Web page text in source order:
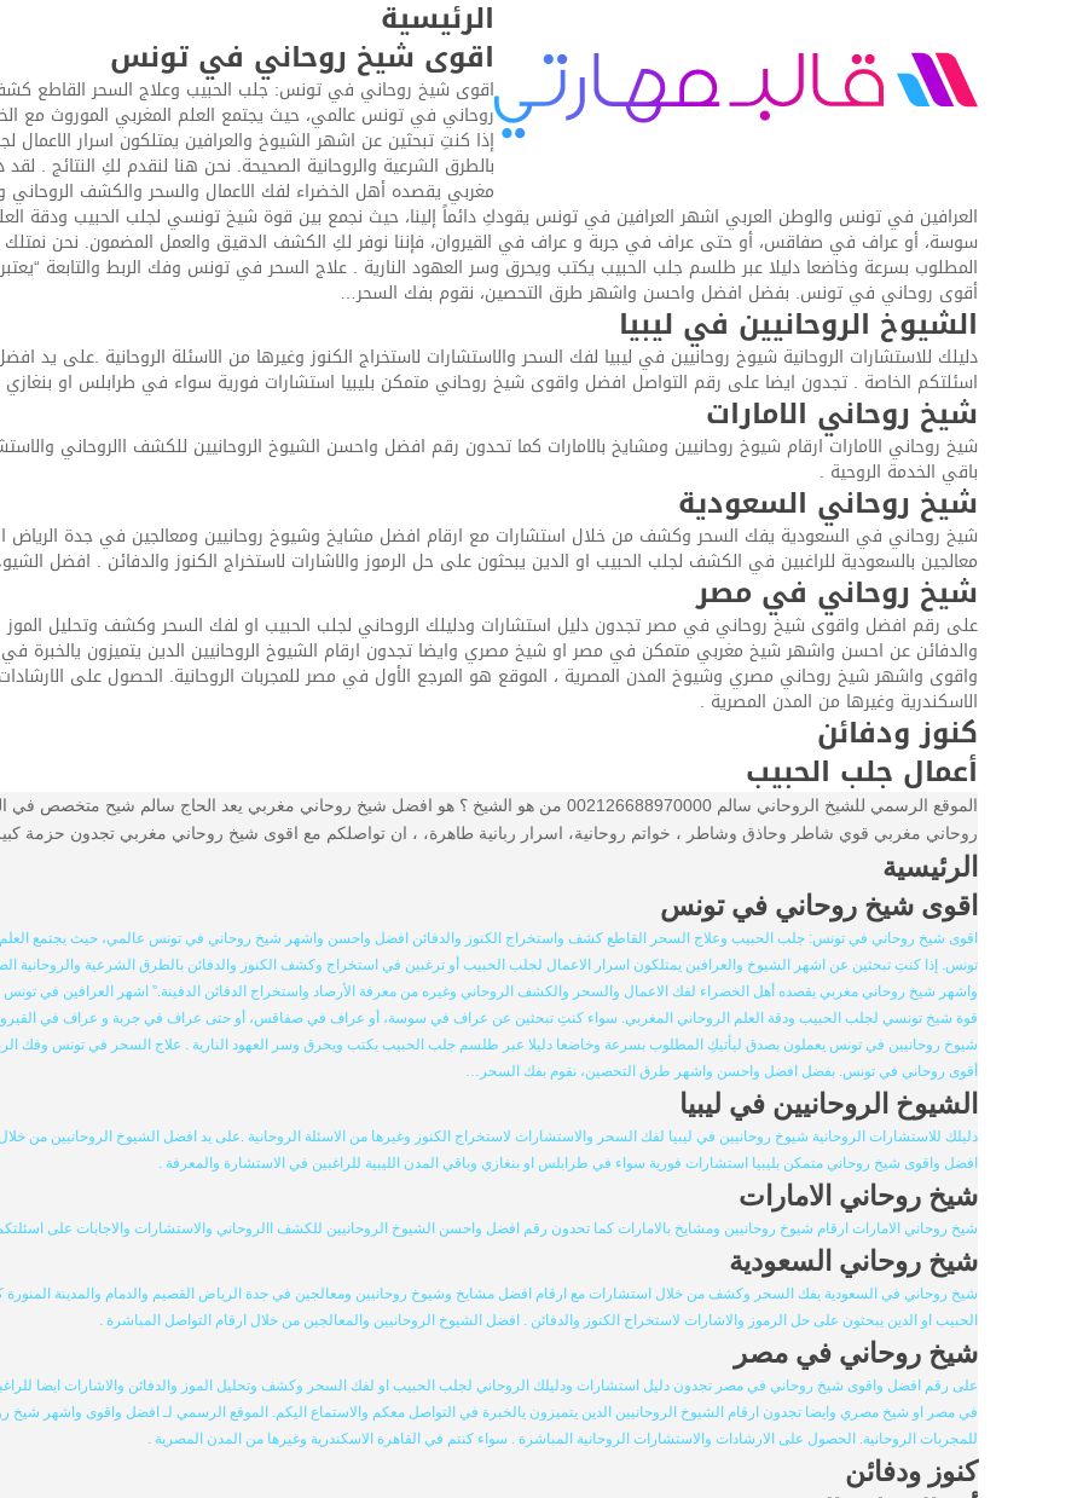
الرئيسية
اقوى شيخ روحاني في تونس
اقوى شيخ روحاني في تونس: جلب الحبيب وعلاج السحر القاطع
روحاني في تونس عالمي، حيث يجتمع العلم المغربي الموروث مع
إذا كنتِ تبحثين عن اشهر الشيوخ والعرافين يمتلكون اسرار
بالطرق الشرعية والروحانية الصحيحة. نحن هنا لنقدم لكِ النتائج
مغربي يقصده أهل الخضراء لفك الاعمال والسحر والكشف الروحاني
العرافين في تونس والوطن العربي اشهر العرافين في تونس يقودكِ دائماً إلينا، حيث نجمع بين قوة شيخ تونسي لجلب الحبيب ودقة
سوسة، أو عراف في صفاقس، أو حتى عراف في جربة و عراف في القيروان، فإننا نوفر لكِ الكشف الدقيق والعمل المضمون. نحن
المطلوب بسرعة وخاضعا دليلا عبر طلسم جلب الحبيب يكتب ويحرق وسر العهود النارية . علاج السحر في تونس وفك الربط والتابعة
أقوى روحاني في تونس. بفضل افضل واحسن واشهر طرق التحصين، نقوم بفك السحر…
الشيوخ الروحانيين في ليبيا
دليلك للاستشارات الروحانية شيوخ روحانيين في ليبيا لفك السحر والاستشارات لاستخراج الكنوز وغيرها من الاسئلة الروحانية .على يد
اسئلتكم الخاصة . تجدون ايضا على رقم التواصل افضل واقوى شيخ روحاني متمكن بليبيا استشارات فورية سواء في طرابلس او بنغازي
شيخ روحاني الامارات
شيخ روحاني الامارات ارقام شيوخ روحانيين ومشايخ بالامارات كما تحدون رقم افضل واحسن الشيوخ الروحانيين للكشف االروحاني
باقي الخدمة الروحية .
شيخ روحاني السعودية
شيخ روحاني في السعودية يفك السحر وكشف من خلال استشارات مع ارقام افضل مشايخ وشيوخ روحانيين ومعالجين في جدة الرياض
معالجين بالسعودية للراغبين في الكشف لجلب الحبيب او الدين يبحثون على حل الرموز والاشارات لاستخراج الكنوز والدفائن . افضل
شيخ روحاني في مصر
على رقم افضل واقوى شيخ روحاني في مصر تجدون دليل استشارات ودليلك الروحاني لجلب الحبيب او لفك السحر وكشف وتحليل الموز
والدفائن عن احسن واشهر شيخ مغربي متمكن في مصر او شيخ مصري وايضا تجدون ارقام الشيوخ الروحانيين الدين يتميزون يالخبرة
واقوى واشهر شيخ روحاني مصري وشيوخ المدن المصرية ، الموقع هو المرجع الأول في مصر للمجربات الروحانية. الحصول على
الاسكندرية وغيرها من المدن المصرية .
كنوز ودفائن
أعمال جلب الحبيب
الموقع الرسمي للشيخ الروحاني سالم 002126688970000 من هو الشيخ ؟ هو افضل شيخ روحاني مغربي يعد
روحاني مغربي قوي شاطر وحاذق وشاطر ، خواتم روحانية، اسرار ربانية طاهرة، ، ان تواصلكم مع اقوى شيخ روحاني مغربي تجدون حزمة كبيرة
الرئيسية
اقوى شيخ روحاني في تونس
اقوى شيخ روحاني في تونس: جلب الحبيب وعلاج السحر القاطع كشف واستخراج الكنوز والدفائن افضل واحسن واشهر شيخ روحاني في تونس عالمي، حيث يجتمع العلم
تونس. إذا كنتِ تبحثين عن اشهر الشيوخ والعرافين يمتلكون اسرار الاعمال لجلب الحبيب أو ترغبين في استخراج وكشف الكنوز والدفائن بالطرق الشرعية والروحانية
واشهر شيخ روحاني مغربي يقصده أهل الخضراء لفك الاعمال والسحر والكشف الروحاني وغيره من معرفة الأرصاد واستخراج الدفائن الدفينة.” اشهر العرافين في تونس
قوة شيخ تونسي لجلب الحبيب ودقة العلم الروحاني المغربي. سواء كنتِ تبحثين عن عراف في سوسة، أو عراف في صفاقس، أو حتى عراف في جربة و عراف في
شيوخ روحانيين في تونس يعملون بصدق ليأتيكِ المطلوب بسرعة وخاضعا دليلا عبر طلسم جلب الحبيب يكتب ويحرق وسر العهود النارية . علاج السحر في تونس وفك الربط
أقوى روحاني في تونس. بفضل افضل واحسن واشهر طرق التحصين، نقوم بفك السحر…
الشيوخ الروحانيين في ليبيا
دليلك للاستشارات الروحانية شيوخ روحانيين في ليبيا لفك السحر والاستشارات لاستخراج الكنوز وغيرها من الاسئلة الروحانية .على يد افضل الشيوخ الروحانيين من
افضل واقوى شيخ روحاني متمكن بليبيا استشارات فورية سواء في طرابلس او بنغازي وباقي المدن الليبية للراغبين في الاستشارة والمعرفة .
شيخ روحاني الامارات
شيخ روحاني الامارات ارقام شيوخ روحانيين ومشايخ بالامارات كما تحدون رقم افضل واحسن الشيوخ الروحانيين للكشف االروحاني والاستشارات والاجابات على
شيخ روحاني السعودية
شيخ روحاني في السعودية يفك السحر وكشف من خلال استشارات مع ارقام افضل مشايخ وشيوخ روحانيين ومعالجين في جدة الرياض القصيم والدمام والمدينة
الحبيب او الدين يبحثون على حل الرموز والاشارات لاستخراج الكنوز والدفائن . افضل الشيوخ الروحانيين والمعالجين من خلال ارقام التواصل المباشرة .
شيخ روحاني في مصر
على رقم افضل واقوى شيخ روحاني في مصر تجدون دليل استشارات ودليلك الروحاني لجلب الحبيب او لفك السحر وكشف وتحليل الموز والدفائن والاشارات ايضا
في مصر او شيخ مصري وايضا تجدون ارقام الشيوخ الروحانيين الدين يتميزون يالخبرة في التواصل معكم والاستماع اليكم. الموقع الرسمي لـ افضل واقوى واشهر
للمجربات الروحانية. الحصول على الارشادات والاستشارات الروحانية المباشرة . سواء كنتم في القاهرة الاسكندرية وغيرها من المدن المصرية .
كنوز ودفائن